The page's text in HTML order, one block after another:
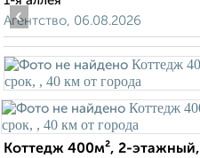
Агентство, 06.08.2026
‹
Коттедж 400м², 2-